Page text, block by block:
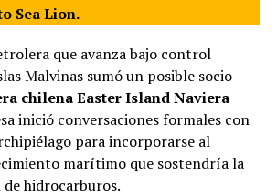
Sea Lion.
que avanza bajo control
Malvinas sumó un posible socio
chilena Easter Island Naviera
inició conversaciones formales con
para incorporarse al
marítimo que sostendría la
hidrocarburos.